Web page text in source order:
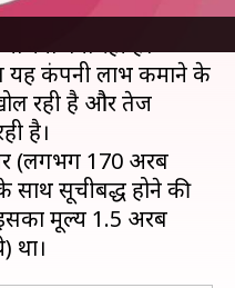
बेचने वाली ऑनलाइन
बना रही है।
यह कंपनी लाभ कमाने के
रही है और तेज
है।
(लगभग 170 अरब
सूचीबद्ध होने की
मूल्य 1.5 अरब